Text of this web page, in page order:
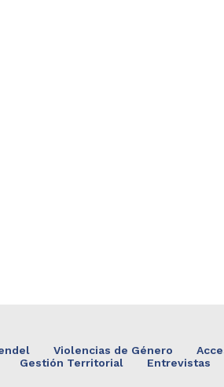
Violencias de Género
Gestión Territorial Entrevistas